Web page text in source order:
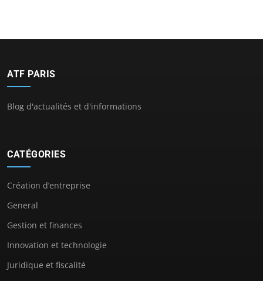
ATF PARIS
Blog d'actualités et d'informations
CATÉGORIES
Création d’entreprise
General
Gestion et finances
Innovation et technologie
Juridique et fiscalité